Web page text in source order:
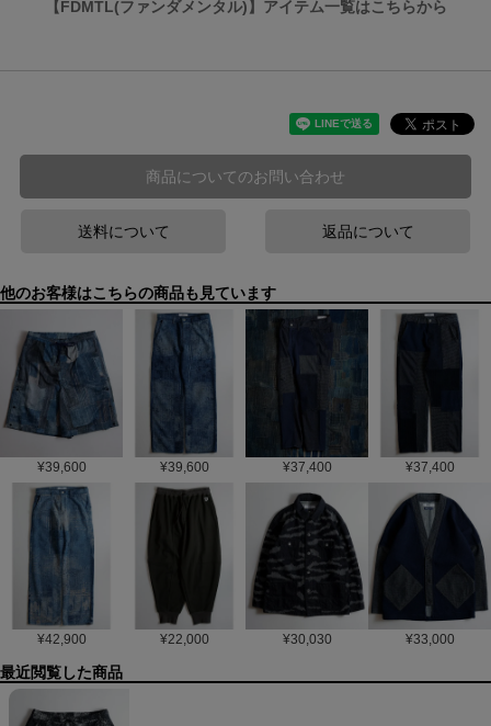
【FDMTL(ファンダメンタル)】アイテム一覧はこちらから
商品についてのお問い合わせ
送料について 返品について
他のお客様はこちらの商品も見ています
¥39,600 ¥39,600 ¥37,400 ¥37,400
¥42,900 ¥22,000 ¥30,030 ¥33,000
最近閲覧した商品